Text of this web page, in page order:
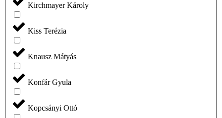
Kirchmayer Károly
Kiss Terézia
Knausz Mátyás
Konfár Gyula
Kopcsányi Ottó